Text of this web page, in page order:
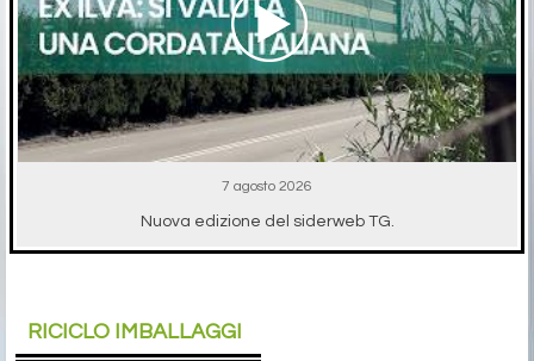
7 agosto 2026
Nuova edizione del siderweb TG.
RICICLO IMBALLAGGI